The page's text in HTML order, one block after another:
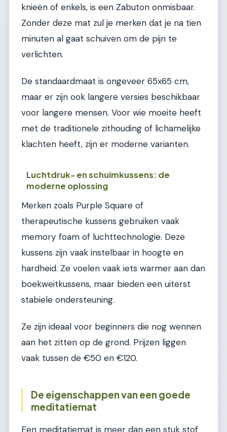
knieën of enkels, is een Zabuton onmisbaar.
Zonder deze mat zul je merken dat je na tien
minuten al gaat schuiven om de pijn te
verlichten.
De standaardmaat is ongeveer 65x65 cm,
maar er zijn ook langere versies beschikbaar
voor langere mensen. Voor wie moeite heeft
met de traditionele zithouding of lichamelijke
klachten heeft, zijn er moderne varianten.
Luchtdruk- en schuimkussens: de
moderne oplossing
Merken zoals Purple Square of
therapeutische kussens gebruiken vaak
memory foam of luchttechnologie. Deze
kussens zijn vaak instelbaar in hoogte en
hardheid. Ze voelen vaak iets warmer aan dan
boekweitkussens, maar bieden een uiterst
stabiele ondersteuning.
Ze zijn ideaal voor beginners die nog wennen
aan het zitten op de grond. Prijzen liggen
vaak tussen de €50 en €120.
De eigenschappen van een goede
meditatiemat
Een meditatiemat is meer dan een stuk stof